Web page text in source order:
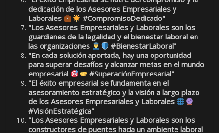
dedicación de los Asesores Empresariales y
Laborales
#CompromisoDedicado"
"Los Asesores Empresariales y Laborales son los
guardianes de la legalidad y el bienestar laboral en
las organizaciones
#BienestarLaboral"
"En cada solución aportada, hay una oportunidad
para superar desafíos y alcanzar metas en el mundo
empresarial
#SuperaciónEmpresarial"
"El éxito empresarial se fundamenta en el
asesoramiento estratégico y la visión a largo plazo
de los Asesores Empresariales y Laborales
#VisiónEstratégica"
"Los Asesores Empresariales y Laborales son los
constructores de puentes hacia un ambiente laboral